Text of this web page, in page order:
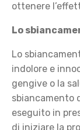
ottenere
Lo
Lo
indolore e
gengive o la
sbiancamento
eseguito in
di iniziare la